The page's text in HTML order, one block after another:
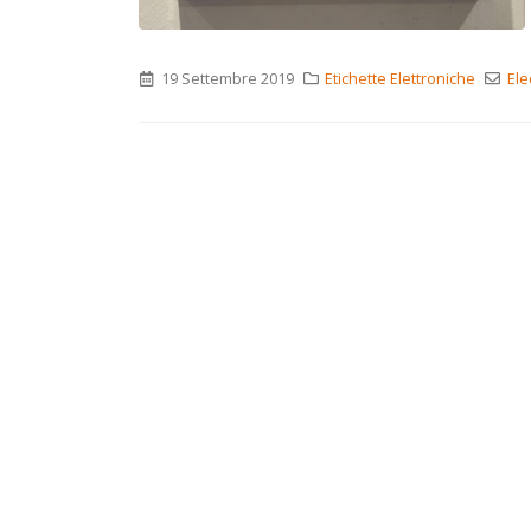
19 Settembre 2019 Etichette Elettroniche